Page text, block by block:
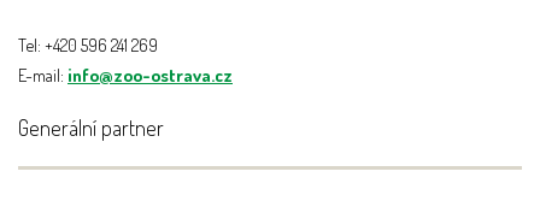
Tel: +420 596 241 269
E-mail: info@zoo-ostrava.cz
Generální partner